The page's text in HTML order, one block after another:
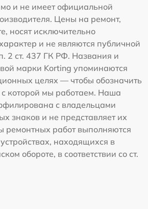
и не имеет официальной
Цены на ремонт,
носят исключительно
и не являются публичной
2 ст. 437 ГК РФ. Названия и
марки Korting упоминаются
целях — чтобы обозначить
с которой мы работаем. Наша
с владельцами
знаков и не представляет их
ремонтных работ выполняются
находящихся в
обороте, в соответствии со ст.